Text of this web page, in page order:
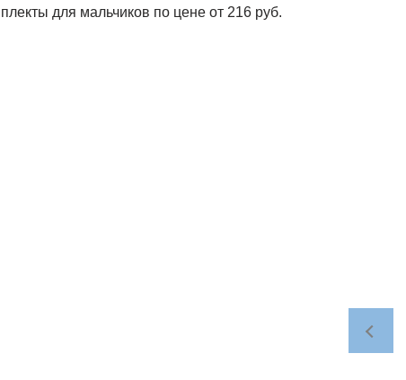
для мальчиков по цене от 216 руб.